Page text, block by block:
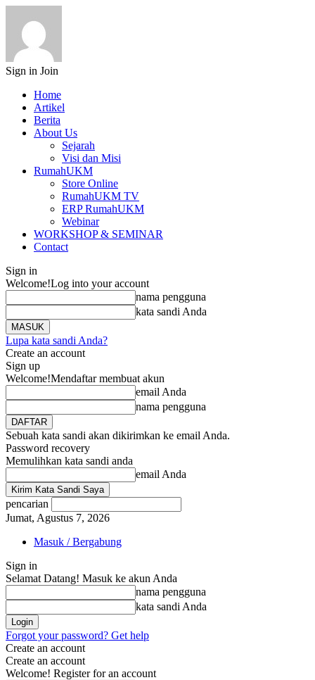
Sign in Join
Home
Artikel
Berita
About Us
Sejarah
Visi dan Misi
RumahUKM
Store Online
RumahUKM TV
ERP RumahUKM
Webinar
WORKSHOP & SEMINAR
Contact
Sign in
Welcome!Log into your account
nama pengguna
kata sandi Anda
Lupa kata sandi Anda?
Create an account
Sign up
Welcome!Mendaftar membuat akun
email Anda
nama pengguna
Sebuah kata sandi akan dikirimkan ke email Anda.
Password recovery
Memulihkan kata sandi anda
email Anda
pencarian
Jumat, Agustus 7, 2026
Masuk / Bergabung
Sign in
Selamat Datang! Masuk ke akun Anda
nama pengguna
kata sandi Anda
Forgot your password? Get help
Create an account
Create an account
Welcome! Register for an account